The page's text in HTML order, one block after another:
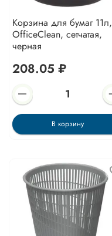
Корзина для бумаг 11л,
OfficeClean, сетчатая,
черная
208.05 ₽
В корзину